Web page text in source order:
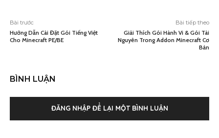
Bài trước
Hướng Dẫn Cài Đặt Gói Tiếng Việt
Cho Minecraft PE/BE
Bài tiếp theo
Giải Thích Gói Hành Vi & Gói Tài
Nguyên Trong Addon Minecraft Cơ
Bản
BÌNH LUẬN
ĐĂNG NHẬP ĐỂ LẠI MỘT BÌNH LUẬN